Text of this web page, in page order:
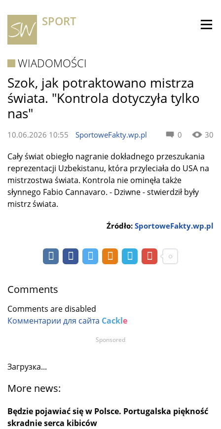
SPORT
WIADOMOŚCI
Szok, jak potraktowano mistrza
świata. "Kontrola dotyczyła tylko
nas"
0 30
10.06.2026 10:55 SportoweFakty.wp.pl
Cały świat obiegło nagranie dokładnego przeszukania
reprezentacji Uzbekistanu, która przyleciała do USA na
mistrzostwa świata. Kontrola nie ominęła także
słynnego Fabio Cannavaro. - Dziwne - stwierdził były
mistrz świata.
Źródło: SportoweFakty.wp.pl
Comments
Comments are disabled
Комментарии для сайта Cackle
Загрузка...
More news:
Będzie pojawiać się w Polsce. Portugalska piękność
skradnie serca kibiców
Sponsored